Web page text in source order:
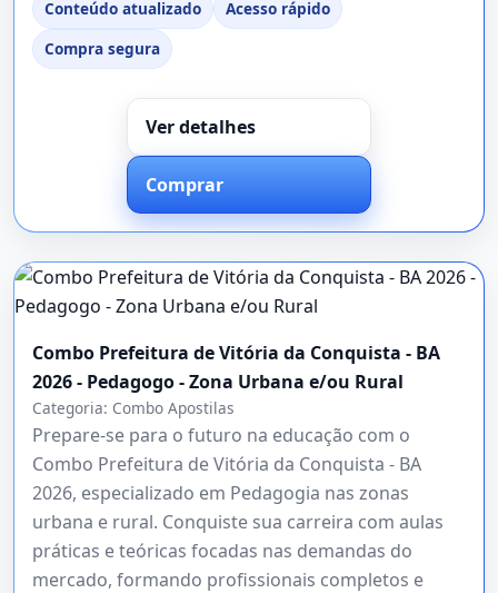
Conteúdo atualizado
Acesso rápido
Compra segura
Ver detalhes
Comprar
Combo Prefeitura de Vitória da Conquista - BA
2026 - Pedagogo - Zona Urbana e/ou Rural
Categoria: Combo Apostilas
Prepare-se para o futuro na educação com o
Combo Prefeitura de Vitória da Conquista - BA
2026, especializado em Pedagogia nas zonas
urbana e rural. Conquiste sua carreira com aulas
práticas e teóricas focadas nas demandas do
mercado, formando profissionais completos e